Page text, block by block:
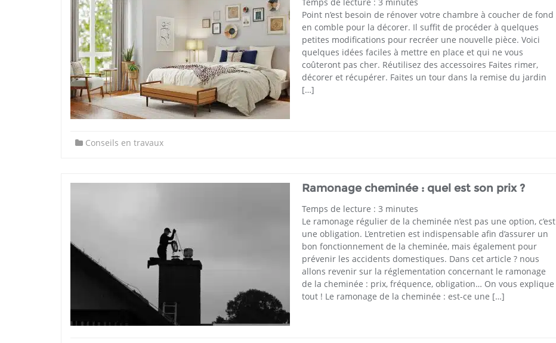
Point n’est besoin de rénover votre chambre à coucher de fond
en comble pour la décorer. Il suffit de procéder à quelques
petites modifications pour recréer une nouvelle pièce. Voici
quelques idées faciles à mettre en place et qui ne vous
coûteront pas cher. Réutilisez des accessoires Faites rimer,
décorer et récupérer. Faites un tour dans la remise du jardin
[…]
Conseils en travaux
Ramonage cheminée : quel est son prix ?
Temps de lecture : 3 minutes
Le ramonage régulier de la cheminée n’est pas une option, c’est
une obligation. L’entretien est indispensable afin d’assurer un
bon fonctionnement de la cheminée, mais également pour
prévenir les accidents domestiques. Dans cet article ? nous
allons revenir sur la réglementation concernant le ramonage
de la cheminée : prix, fréquence, obligation… On vous explique
tout ! Le ramonage de la cheminée : est-ce une […]